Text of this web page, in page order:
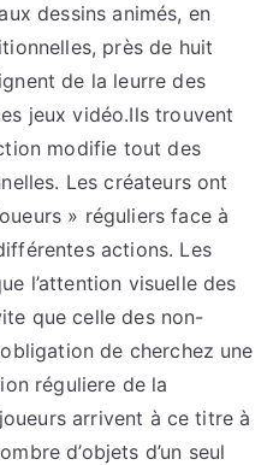
dessins animés, en
près de huit
de la leurre des
jeux vidéo.Ils trouvent
modifie tout des
Les créateurs ont
» réguliers face à
actions. Les
l’attention visuelle des
que celle des non-
de cherchez une
réguliere de la
arrivent à ce titre à
d’objets d’un seul